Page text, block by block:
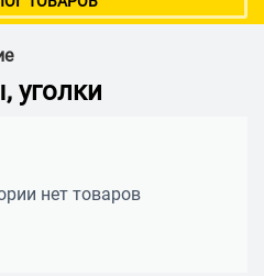
уголки
нет товаров